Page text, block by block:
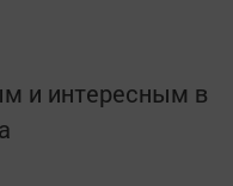
и интересным в